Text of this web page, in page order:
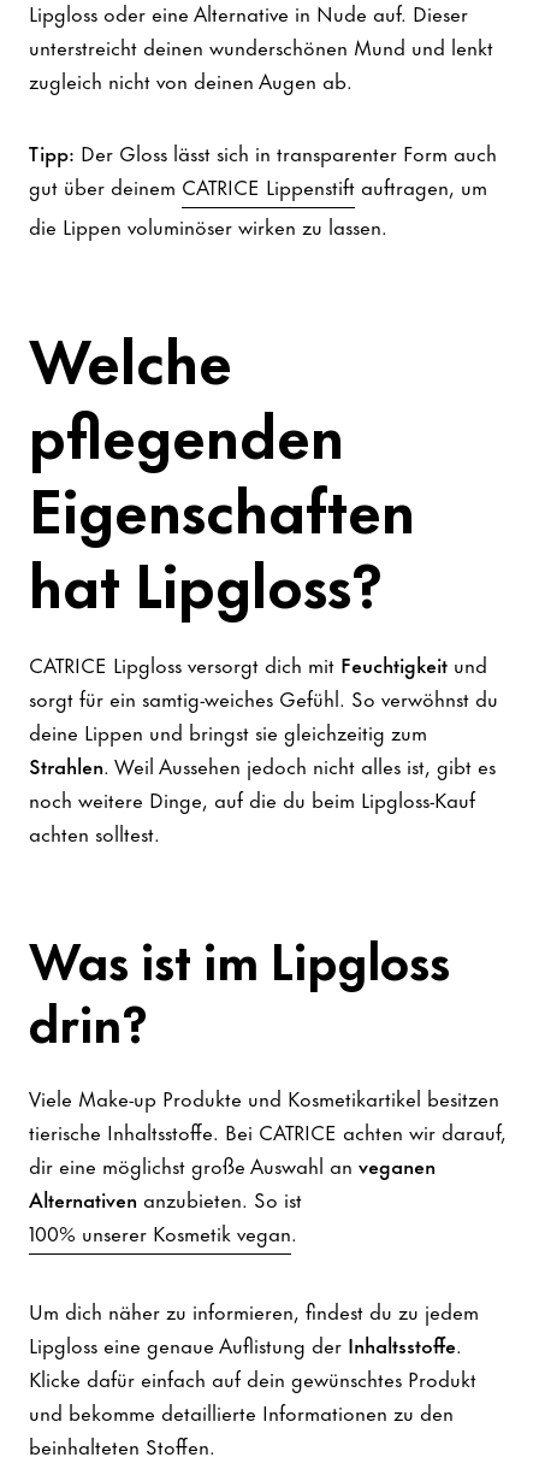
Lipgloss oder eine Alternative in Nude auf. Dieser
unterstreicht deinen wunderschönen Mund und lenkt
zugleich nicht von deinen Augen ab.
Tipp: Der Gloss lässt sich in transparenter Form auch
gut über deinem CATRICE Lippenstift auftragen, um
die Lippen voluminöser wirken zu lassen.
Welche
pflegenden
Eigenschaften
hat Lipgloss?
CATRICE Lipgloss versorgt dich mit Feuchtigkeit und
sorgt für ein samtig-weiches Gefühl. So verwöhnst du
deine Lippen und bringst sie gleichzeitig zum
Strahlen. Weil Aussehen jedoch nicht alles ist, gibt es
noch weitere Dinge, auf die du beim Lipgloss-Kauf
achten solltest.
Was ist im Lipgloss
drin?
Viele Make-up Produkte und Kosmetikartikel besitzen
tierische Inhaltsstoffe. Bei CATRICE achten wir darauf,
dir eine möglichst große Auswahl an veganen
Alternativen anzubieten. So ist
100% unserer Kosmetik vegan.
Um dich näher zu informieren, findest du zu jedem
Lipgloss eine genaue Auflistung der Inhaltsstoffe.
Klicke dafür einfach auf dein gewünschtes Produkt
und bekomme detaillierte Informationen zu den
beinhalteten Stoffen.